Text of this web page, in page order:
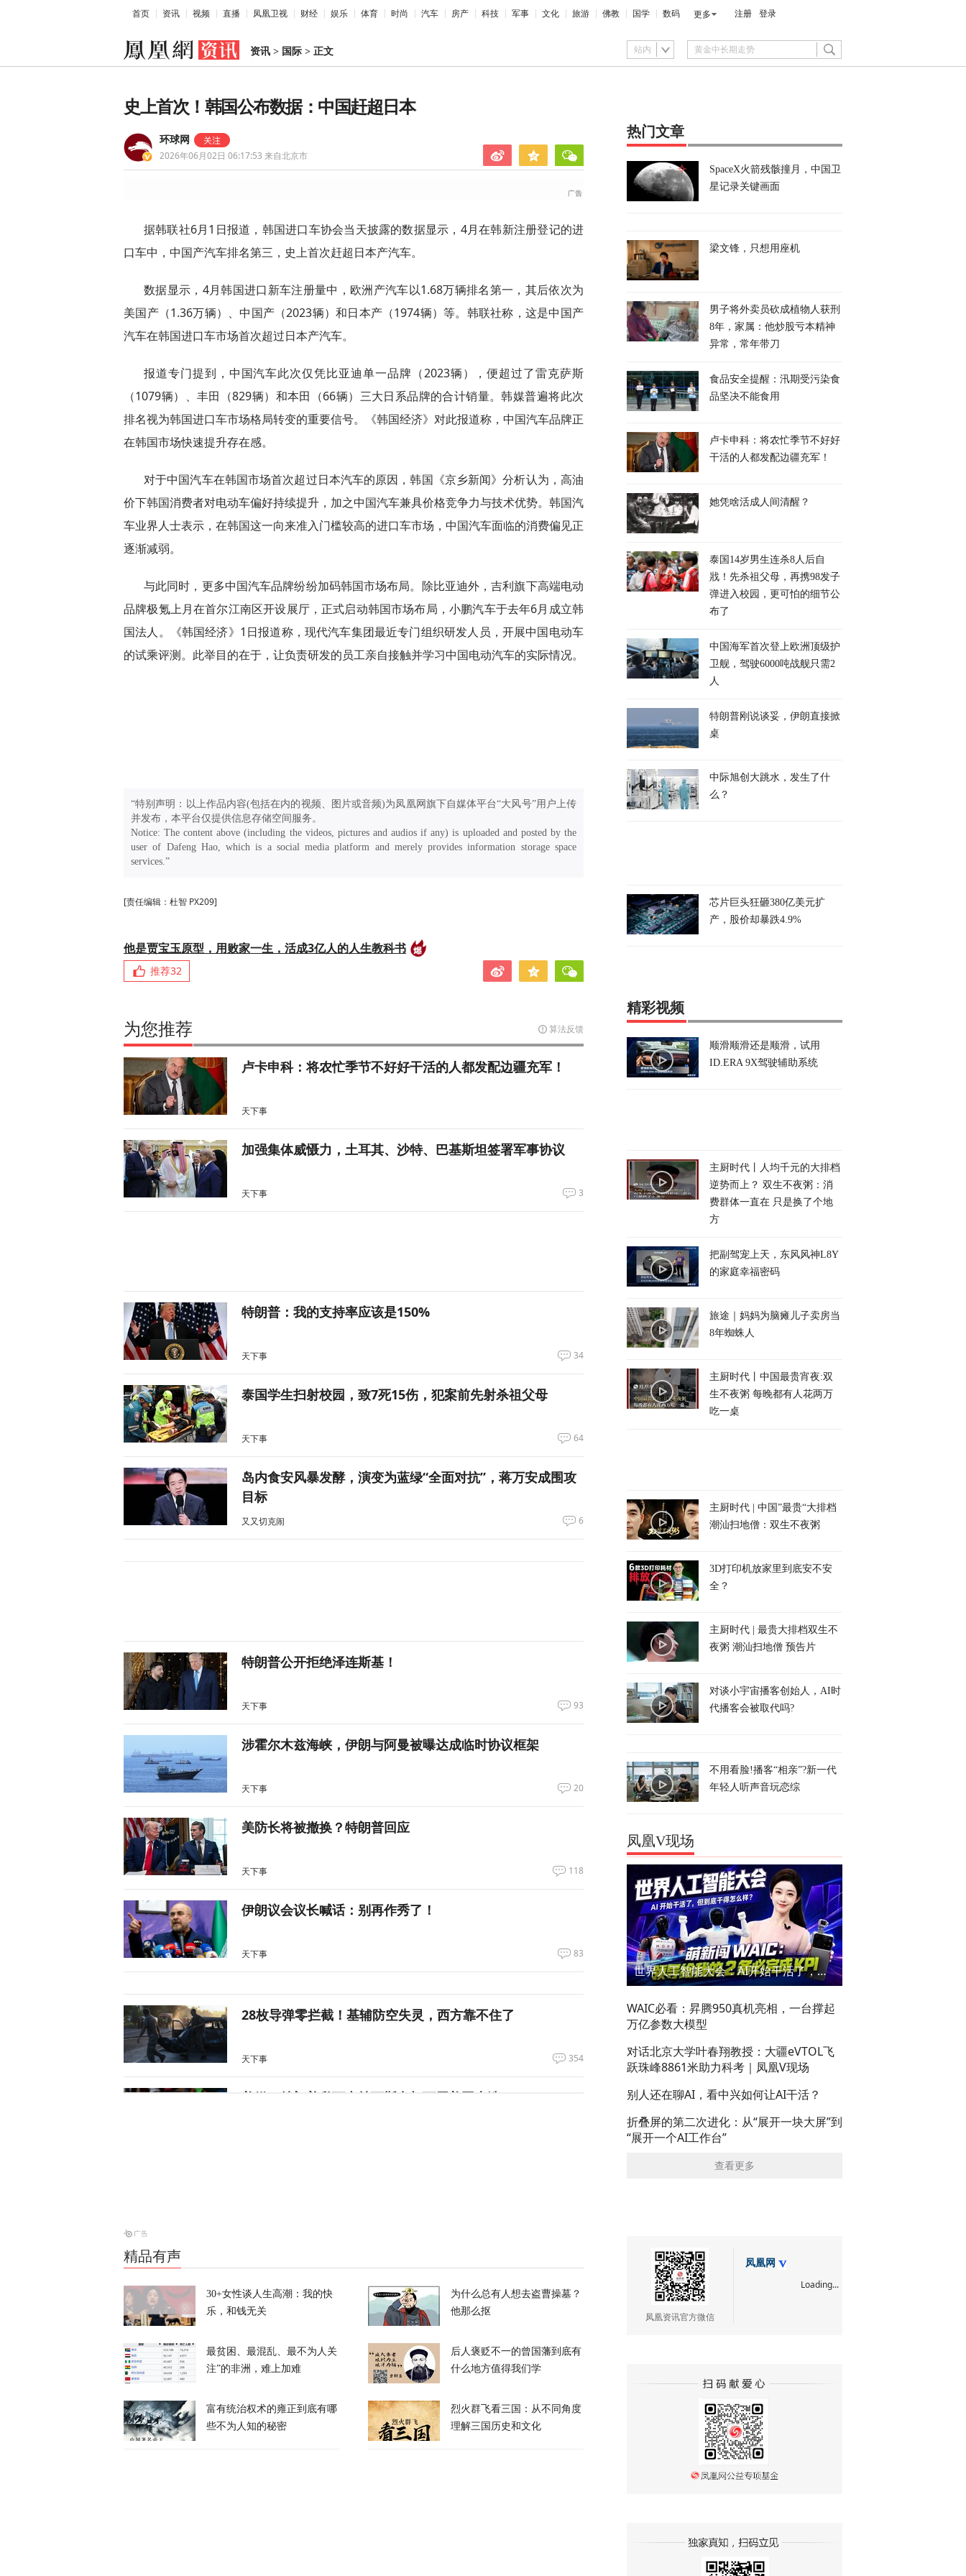
首页 资讯 视频 直播 凤凰卫视 财经 娱乐 体育 时尚 汽车 房产 科技 军事 文化 旅游 佛教 国学 数码 更多 注册 登录
资讯 > 国际 > 正文 站内
史上首次！韩国公布数据：中国赶超日本
环球网
2026年06月02日 06:17:53 来自北京市
据韩联社6月1日报道，韩国进口车协会当天披露的数据显示，4月在韩新注册登记的进
口车中，中国产汽车排名第三，史上首次赶超日本产汽车。
数据显示，4月韩国进口新车注册量中，欧洲产汽车以1.68万辆排名第一，其后依次为
美国产（1.36万辆）、中国产（2023辆）和日本产（1974辆）等。韩联社称，这是中国产
汽车在韩国进口车市场首次超过日本产汽车。
报道专门提到，中国汽车此次仅凭比亚迪单一品牌（2023辆），便超过了雷克萨斯
（1079辆）、丰田（829辆）和本田（66辆）三大日系品牌的合计销量。韩媒普遍将此次
排名视为韩国进口车市场格局转变的重要信号。《韩国经济》对此报道称，中国汽车品牌正
在韩国市场快速提升存在感。
对于中国汽车在韩国市场首次超过日本汽车的原因，韩国《京乡新闻》分析认为，高油
价下韩国消费者对电动车偏好持续提升，加之中国汽车兼具价格竞争力与技术优势。韩国汽
车业界人士表示，在韩国这一向来准入门槛较高的进口车市场，中国汽车面临的消费偏见正
逐渐减弱。
与此同时，更多中国汽车品牌纷纷加码韩国市场布局。除比亚迪外，吉利旗下高端电动
品牌极氪上月在首尔江南区开设展厅，正式启动韩国市场布局，小鹏汽车于去年6月成立韩
国法人。《韩国经济》1日报道称，现代汽车集团最近专门组织研发人员，开展中国电动车
的试乘评测。此举目的在于，让负责研发的员工亲自接触并学习中国电动汽车的实际情况。
“特别声明：以上作品内容(包括在内的视频、图片或音频)为凤凰网旗下自媒体平台“大风号”用户上传
并发布，本平台仅提供信息存储空间服务。
Notice: The content above (including the videos, pictures and audios if any) is uploaded and posted by the
user of Dafeng Hao, which is a social media platform and merely provides information storage space
services.”
[责任编辑：杜智 PX209]
他是贾宝玉原型，用败家一生，活成3亿人的人生教科书
推荐32
为您推荐 算法反馈
卢卡申科：将农忙季节不好好干活的人都发配边疆充军！
天下事
加强集体威慑力，土耳其、沙特、巴基斯坦签署军事协议
天下事 3
特朗普：我的支持率应该是150%
天下事 34
泰国学生扫射校园，致7死15伤，犯案前先射杀祖父母
天下事 64
岛内食安风暴发酵，演变为蓝绿“全面对抗”，蒋万安成围攻
目标
又又切克闹 6
特朗普公开拒绝泽连斯基！
天下事 93
涉霍尔木兹海峡，伊朗与阿曼被曝达成临时协议框架
天下事 20
美防长将被撤换？特朗普回应
天下事 118
伊朗议会议长喊话：别再作秀了！
天下事 83
28枚导弹零拦截！基辅防空失灵，西方靠不住了
天下事 354
美媒：特朗普私下支持万斯参加下届美国大选
又又切克闹
俄方痛斥日本政客广岛致辞：不提美国是投弹国，却批评俄
精品有声
30+女性谈人生高潮：我的快
乐，和钱无关
为什么总有人想去盗曹操墓？
他那么抠
最贫困、最混乱、最不为人关
注”的非洲，难上加难
后人褒贬不一的曾国藩到底有
什么地方值得我们学
富有统治权术的雍正到底有哪
些不为人知的秘密
烈火群飞看三国：从不同角度
理解三国历史和文化
热门文章
SpaceX火箭残骸撞月，中国卫
星记录关键画面
梁文锋，只想用座机
男子将外卖员砍成植物人获刑
8年，家属：他炒股亏本精神
异常，常年带刀
食品安全提醒：汛期受污染食
品坚决不能食用
卢卡申科：将农忙季节不好好
干活的人都发配边疆充军！
她凭啥活成人间清醒？
泰国14岁男生连杀8人后自
戕！先杀祖父母，再携98发子
弹进入校园，更可怕的细节公
布了
中国海军首次登上欧洲顶级护
卫舰，驾驶6000吨战舰只需2
人
特朗普刚说谈妥，伊朗直接掀
桌
中际旭创大跳水，发生了什
么？
芯片巨头狂砸380亿美元扩
产，股价却暴跌4.9%
精彩视频
顺滑顺滑还是顺滑，试用
ID.ERA 9X驾驶辅助系统
主厨时代丨人均千元的大排档
逆势而上？ 双生不夜粥：消
费群体一直在 只是换了个地
方
把副驾宠上天，东风风神L8Y
的家庭幸福密码
旅途｜妈妈为脑瘫儿子卖房当
8年蜘蛛人
主厨时代丨中国最贵宵夜:双
生不夜粥 每晚都有人花两万
吃一桌
主厨时代 | 中国”最贵“大排档
潮汕扫地僧：双生不夜粥
3D打印机放家里到底安不安
全？
主厨时代 | 最贵大排档双生不
夜粥 潮汕扫地僧 预告片
对谈小宇宙播客创始人，AI时
代播客会被取代吗?
不用看脸!播客“相亲”?新一代
年轻人听声音玩恋综
凤凰V现场
世界人工智能大会：AI开始干活了，但到底干的怎么样？萌新闯WAIC
WAIC必看：昇腾950真机亮相，一台撑起
万亿参数大模型
对话北京大学叶春翔教授：大疆eVTOL飞
跃珠峰8861米助力科考｜凤凰V现场
别人还在聊AI，看中兴如何让AI干活？
折叠屏的第二次进化：从“展开一块大屏”到
“展开一个AI工作台”
查看更多
凤凰资讯官方微信
凤凰网
Loading...